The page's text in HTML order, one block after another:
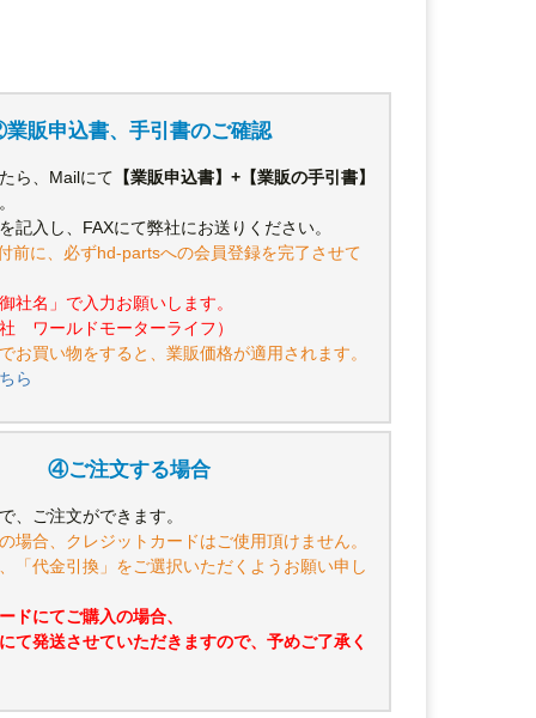
販申込書、手引書のご確認
ら、Mailにて 【業販申込書】+【業販の手引書】
を記入し、FAXにて弊社にお送りください。
前に、必ずhd-partsへの会員登録を完了させて
社名」で入力お願いします。
ワールドモーターライフ）
お買い物をすると、業販価格が適用されます。
ら
④ご注文する場合
、ご注文ができます。
場合、クレジットカードはご使用頂けません。
「代金引換」をご選択いただくようお願い申し
ドにてご購入の場合、
て発送させていただきますので、予めご了承く